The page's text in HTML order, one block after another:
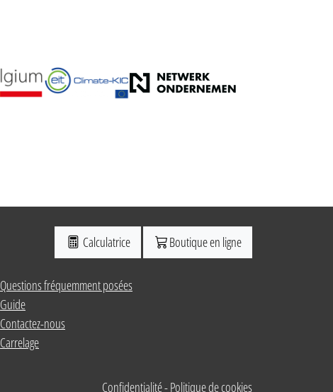
Calculatrice Boutique en ligne
Questions fréquemment posées
Guide
Contactez-nous
Carrelage
Confidentialité-Politique de cookies